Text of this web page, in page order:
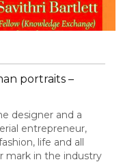
portraits –
designer and a
entrepreneur,
life and all
mark in the industry